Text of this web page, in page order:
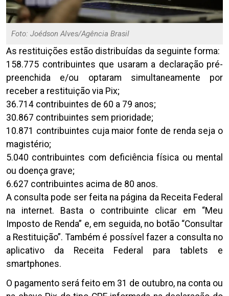
Foto: Joédson Alves/Agência Brasil
As restituições estão distribuídas da seguinte forma:
158.775 contribuintes que usaram a declaração pré-
preenchida e/ou optaram simultaneamente por
receber a restituição via Pix;
36.714 contribuintes de 60 a 79 anos;
30.867 contribuintes sem prioridade;
10.871 contribuintes cuja maior fonte de renda seja o
magistério;
5.040 contribuintes com deficiência física ou mental
ou doença grave;
6.627 contribuintes acima de 80 anos.
A consulta pode ser feita na página da Receita Federal
na internet. Basta o contribuinte clicar em “Meu
Imposto de Renda” e, em seguida, no botão “Consultar
a Restituição”. Também é possível fazer a consulta no
aplicativo da Receita Federal para tablets e
smartphones.
O pagamento será feito em 31 de outubro, na conta ou